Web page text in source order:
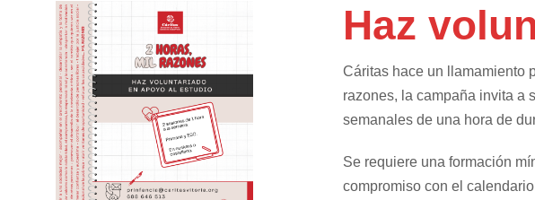
Haz
Cáritas hace un llamamiento
razones, la campaña invita a
semanales de una hora de
Se requiere una formación
compromiso con el